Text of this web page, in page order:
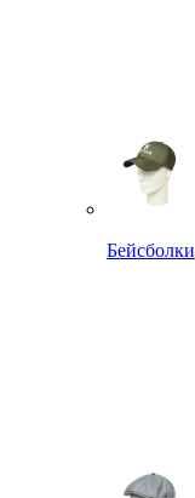
Бейсболки